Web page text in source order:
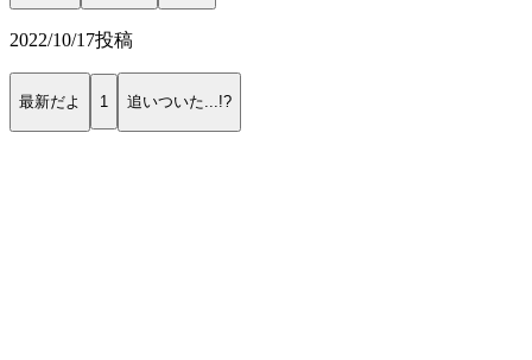
2022/10/17投稿
最新だよ 1 追いついた...!?